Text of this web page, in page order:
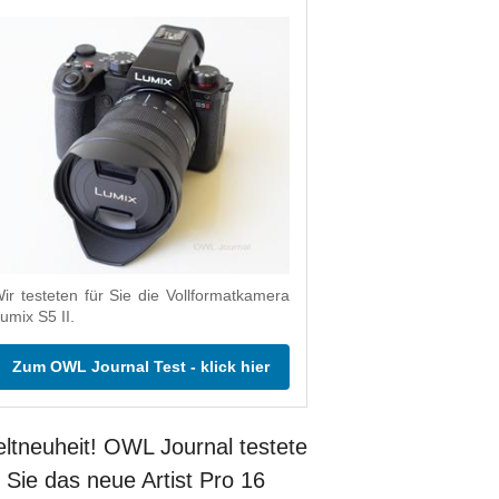
testeten für Sie die Vollformatkamera
S5 II.
Zum OWL Journal Test - klick hier
OWL Journal testete
Sie das neue Artist Pro 16